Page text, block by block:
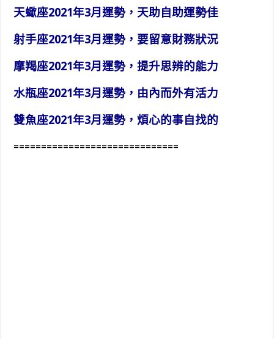
天蠍座2021年3月運勢，天助自助運勢佳
射手座2021年3月運勢，要留意財務狀況
摩羯座2021年3月運勢，提升思辨的能力
水瓶座2021年3月運勢，由內而外有活力
雙魚座2021年3月運勢，煩心的事自找的
==============================